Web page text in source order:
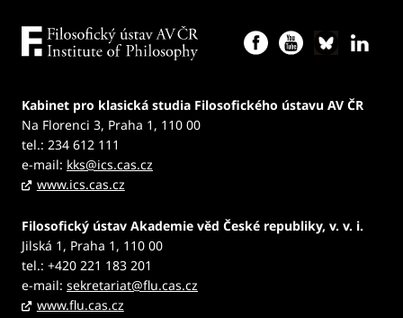
Kabinet pro klasická studia Filosofického ústavu AV ČR
Na Florenci 3, Praha 1, 110 00
tel.: 234 612 111
e-mail: kks@ics.cas.cz
www.ics.cas.cz
Filosofický ústav Akademie věd České republiky, v. v. i.
Jilská 1, Praha 1, 110 00
tel.: +420 221 183 201
e-mail: sekretariat@flu.cas.cz
www.flu.cas.cz